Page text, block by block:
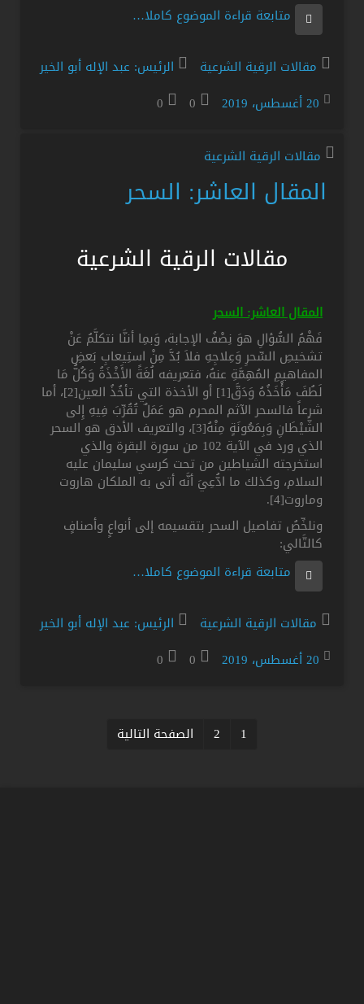
متابعة قراءة الموضوع كاملا…
مقالات الرقية الشرعية
الرئيس: عبد الإله أبو الخير
20 أغسطس، 2019
0
0
مقالات الرقية الشرعية
المقال العاشر: السحر
مقالات الرقية الشرعية
المقال العاشر: السحر
فَهْمُ السُّؤالِ هوَ نِصْفُ الإجابة، وَبمِا أننَّا نتكلَّمُ عَنْ
تشخيصِ السِّحرِ وَعِلاجِهِ فلاَ بُدَّ مِنْ استِيعابِ بَعضِ
المفاهيمِ المُهِمَّةِ عنهُ، فتعريفه لُغَةً الأَخْذَةُ وَكُلُّ مَا
لَطُفَ مَأْخَذُهُ وَدَقَّ[1] أو الأخذة التي تأخُذُ العين[2]، أما
شرعاً فالسحر الآثم المحرم هو عَمَلٌ تُقُرِّبَ فِيهِ إِلى
الشَّيْطَانِ وَبِمَعُونَةٍ مِنْهُ[3]، والتعريف الأدق هو السحر
الذي ورد في الآية 102 من سورة البقرة والذي
استخرجته الشياطين من تحت كرسي سليمان عليه
السلام، وكذلك ما ادُّعِيَ أنَّه أتى به الملكان هاروت
وماروت[4].
ونلخِّصُ تفاصيل السحر بتقسيمه إلى أنواعٍ وأصنافٍ
كالتَّالي:
متابعة قراءة الموضوع كاملا…
مقالات الرقية الشرعية
الرئيس: عبد الإله أبو الخير
20 أغسطس، 2019
0
0
1
2 الصفحة التالية